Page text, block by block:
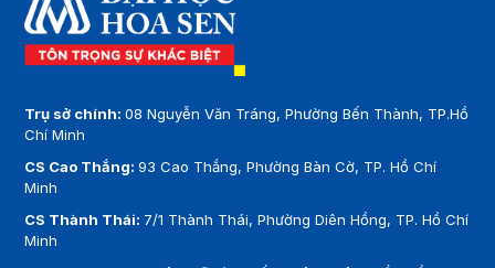
Trụ sở chính:08 Nguyễn Văn Tráng, Phường Bến Thành, TP.Hồ
Chí Minh
CS Cao Thắng:93 Cao Thắng, Phường Bàn Cờ, TP. Hồ Chí
Minh
CS Thành Thái: 7/1 Thành Thái, Phường Diên Hồng, TP. Hồ Chí
Minh